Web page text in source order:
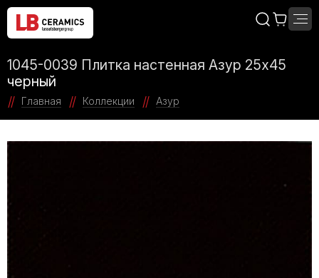
1045-0039 Плитка настенная Азур 25х45
черный
Главная Коллекции Азур